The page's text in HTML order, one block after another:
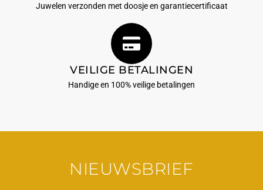
Juwelen verzonden met doosje en garantiecertificaat
VEILIGE BETALINGEN
Handige en 100% veilige betalingen
NIEUWSBRIEF